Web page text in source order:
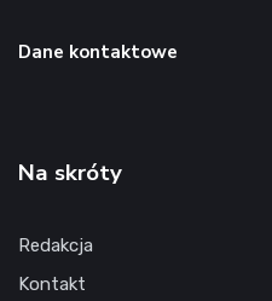
Dane kontaktowe
Na skróty
Redakcja
Kontakt